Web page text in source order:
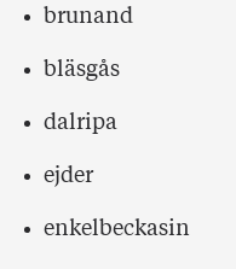
brunand
bläsgås
dalripa
ejder
enkelbeckasin